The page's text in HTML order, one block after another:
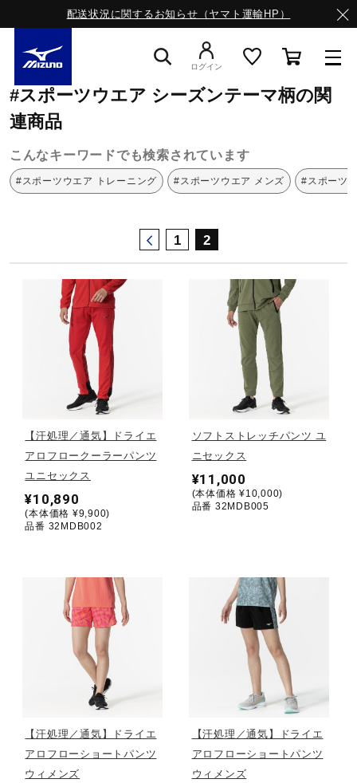
配送状況に関するお知らせ（ヤマト運輸HP）
ライフスタイルウエア
サッカー／フットサル
トレーニング
野球
ゴルフ
スイム
バレーボール
テニス／ソフトテニス
バドミントン
陸上競技
ログイン
ミズノ公式オンライン シーズンテーマ柄
#スポーツウエア シーズンテーマ柄の関
連商品
こんなキーワードでも検索されています
#スポーツウエア トレーニング #スポーツウエア メンズ #スポーツ
1 2
【汗処理／通気】ドライエ
アロフロークーラーパンツ
ユニセックス
¥10,890
(本体価格 ¥9,900)
品番 32MDB002
ソフトストレッチパンツ ユ
ニセックス
¥11,000
(本体価格 ¥10,000)
品番 32MDB005
【汗処理／通気】ドライエ
アロフローショートパンツ
ウィメンズ
【汗処理／通気】ドライエ
アロフローショートパンツ
ウィメンズ